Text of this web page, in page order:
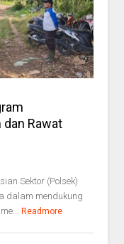
dan Rawat
Sektor (Polsek)
dalam mendukung
Readmore